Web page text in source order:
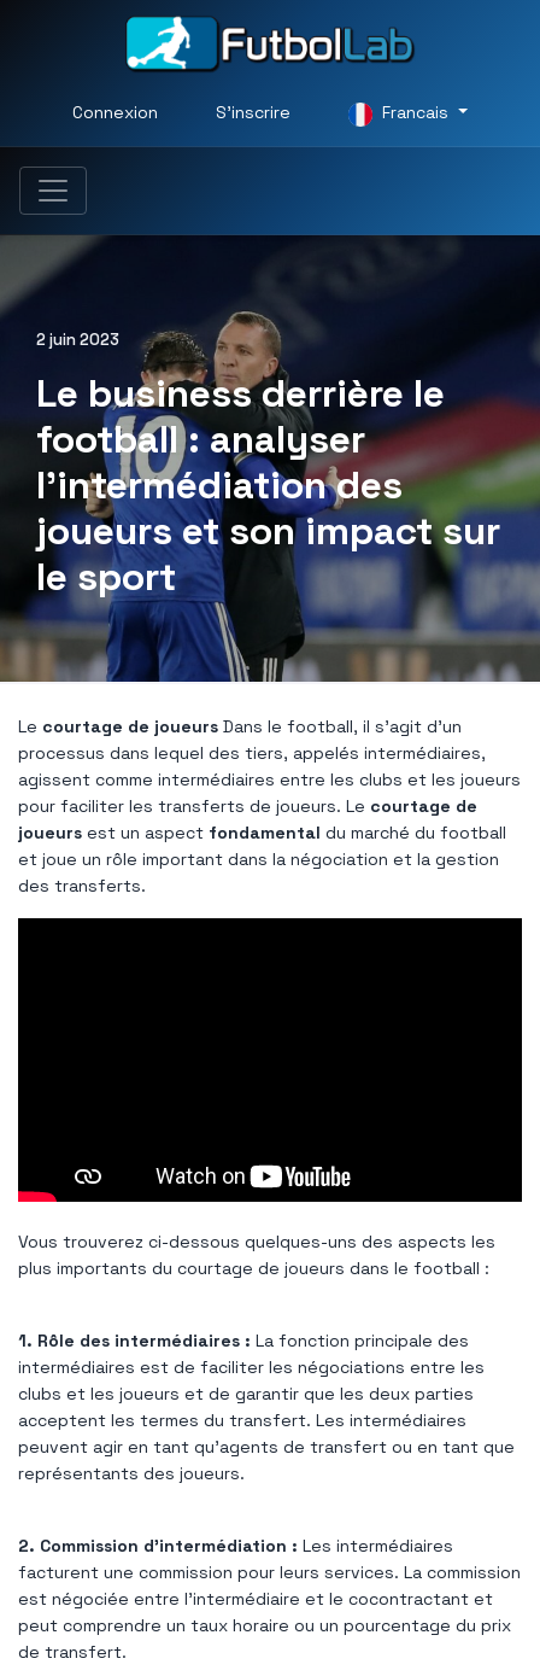
Connexion S'inscrire Francais
2 juin 2023
Le business derrière le
football : analyser
l’intermédiation des
joueurs et son impact sur
le sport
Le courtage de joueurs Dans le football, il s'agit d'un
processus dans lequel des tiers, appelés intermédiaires,
agissent comme intermédiaires entre les clubs et les joueurs
pour faciliter les transferts de joueurs. Le courtage de
joueurs est un aspect fondamental du marché du football
et joue un rôle important dans la négociation et la gestion
des transferts.
Vous trouverez ci-dessous quelques-uns des aspects les
plus importants du courtage de joueurs dans le football :
1. Rôle des intermédiaires : La fonction principale des
intermédiaires est de faciliter les négociations entre les
clubs et les joueurs et de garantir que les deux parties
acceptent les termes du transfert. Les intermédiaires
peuvent agir en tant qu'agents de transfert ou en tant que
représentants des joueurs.
2. Commission d'intermédiation : Les intermédiaires
facturent une commission pour leurs services. La commission
est négociée entre l'intermédiaire et le cocontractant et
peut comprendre un taux horaire ou un pourcentage du prix
de transfert.